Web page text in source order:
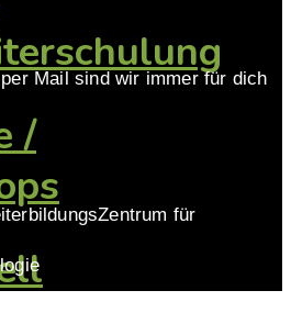
/
Mail sind wir immer für dich
für